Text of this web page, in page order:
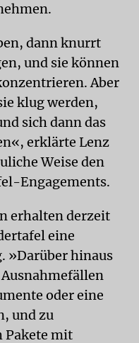
dann knurrt
und sie können
Aber
klug werden,
sich dann das
erklärte Lenz
Weise den
Engagements.
erhalten derzeit
eine
»Darüber hinaus
oder eine
und zu
Pakete mit